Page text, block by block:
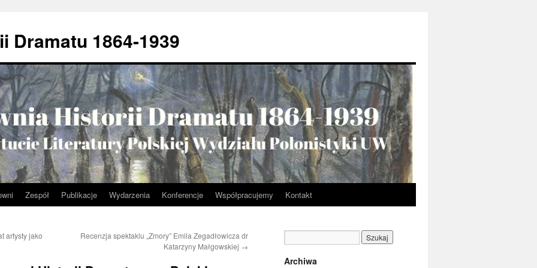
Dramatu 1864-1939
Zespół Publikacje Wydarzenia Konferencje Współpracujemy Kontakt
artysty jako
Recenzja spektaklu „Zmory” Emila Zegadłowicza dr
Katarzyny Małgowskiej →
Archiwa